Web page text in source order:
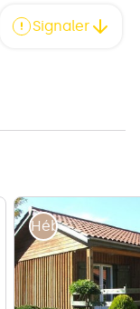
Signaler
Hébergements